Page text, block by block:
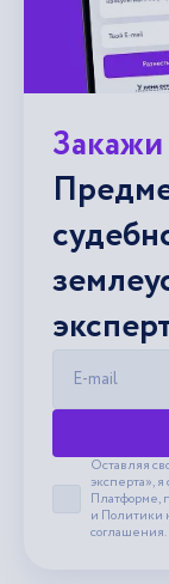
Принять
Оставляя
эксперта»,
Платформе,
и Политики
соглашения.